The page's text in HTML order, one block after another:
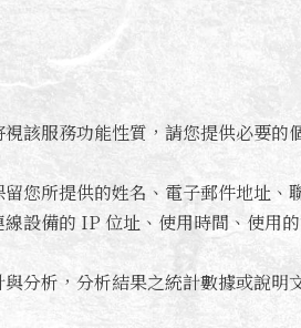
該服務功能性質，請您提供必要
您所提供的姓名、電子郵件地址、
設備的 IP 位址、使用時間、使用
分析，分析結果之統計數據或說